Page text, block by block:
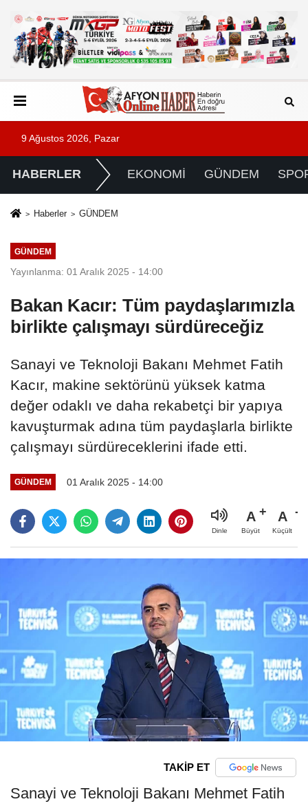
9 Ağustos 2026, Pazar
HABERLER EKONOMİ GÜNDEM
Haberler GÜNDEM
GÜNDEM
Yayınlanma: 01 Aralık 2025 - 14:00
Bakan Kacır: Tüm paydaşlarımızla
birlikte çalışmayı sürdüreceğiz
Sanayi ve Teknoloji Bakanı Mehmet Fatih
Kacır, makine sektörünü yüksek katma
değer odaklı ve daha rekabetçi bir yapıya
kavuşturmak adına tüm paydaşlarla birlikte
çalışmayı sürdüreceklerini ifade etti.
GÜNDEM 01 Aralık 2025 - 14:00
Dinle
A
Büyüt
A
Küçült
TAKİP ET
Sanayi ve Teknoloji Bakanı Mehmet Fatih